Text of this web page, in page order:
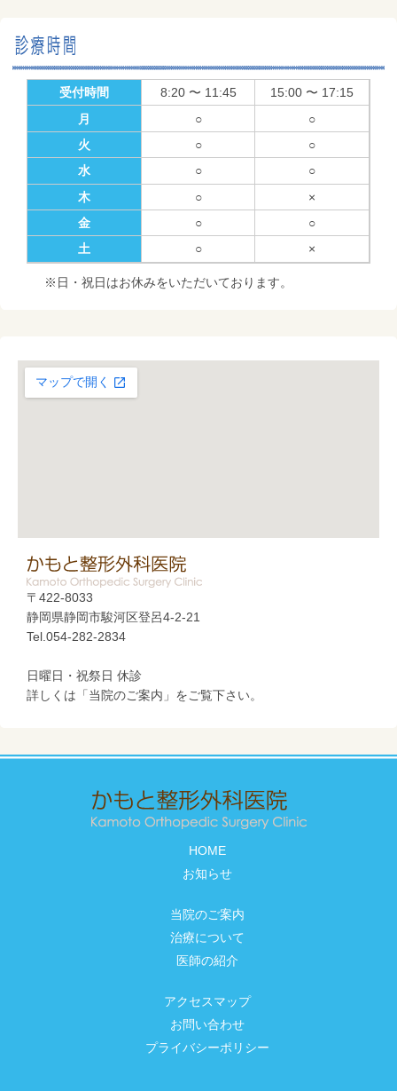
受付時間
月
火
水
木
金
土
8:20 〜 11:45
○
○
○
○
○
○
15:00 〜 17:15
○
○
○
×
○
×
※日・祝日はお休みをいただいております。
〒422-8033
静岡県静岡市駿河区登呂4-2-21
Tel.054-282-2834
日曜日・祝祭日 休診
詳しくは「当院のご案内」をご覧下さい。
HOME
お知らせ
当院のご案内
治療について
医師の紹介
アクセスマップ
お問い合わせ
プライバシーポリシー